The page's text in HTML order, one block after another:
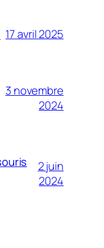
17 avril 2025
3 novembre
2024
2 juin
2024